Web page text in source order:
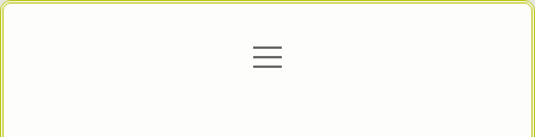
Gizlilik Politikası
menüyü